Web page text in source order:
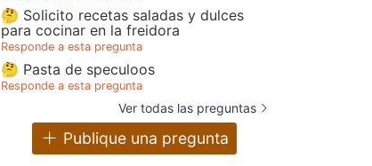
🤔 Solicito recetas saladas y dulces
para cocinar en la freidora
Responde a esta pregunta
🤔 Pasta de speculoos
Responde a esta pregunta
Ver todas las preguntas
Publique una pregunta